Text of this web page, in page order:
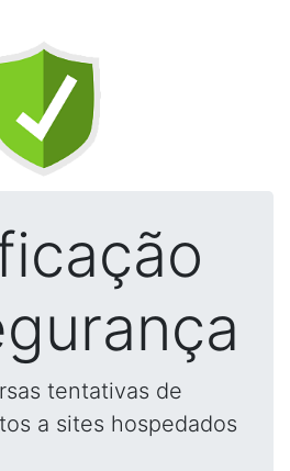
tentativas de
a sites hospedados